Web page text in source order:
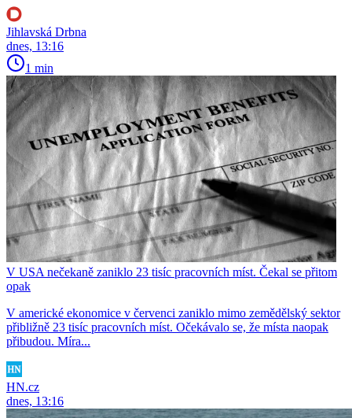
Jihlavská Drbna
dnes, 13:16
1 min
V USA nečekaně zaniklo 23 tisíc pracovních míst. Čekal se přitom
opak
V americké ekonomice v červenci zaniklo mimo zemědělský sektor
přibližně 23 tisíc pracovních míst. Očekávalo se, že místa naopak
přibudou. Míra...
HN.cz
dnes, 13:16